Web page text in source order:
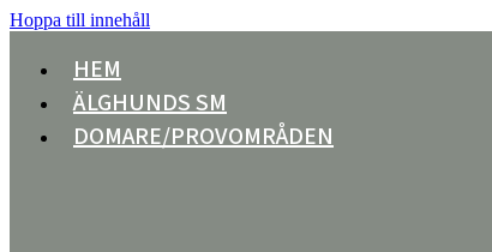
Hoppa till innehåll
HEM
ÄLGHUNDS SM
DOMARE/PROVOMRÅDEN